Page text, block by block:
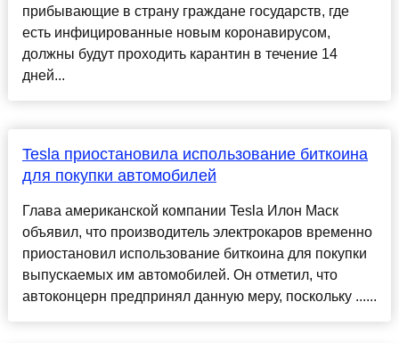
прибывающие в страну граждане государств, где
есть инфицированные новым коронавирусом,
должны будут проходить карантин в течение 14
дней...
Tesla приостановила использование биткоина
для покупки автомобилей
Глава американской компании Tesla Илон Маск
объявил, что производитель электрокаров временно
приостановил использование биткоина для покупки
выпускаемых им автомобилей. Он отметил, что
автоконцерн предпринял данную меру, поскольку ......